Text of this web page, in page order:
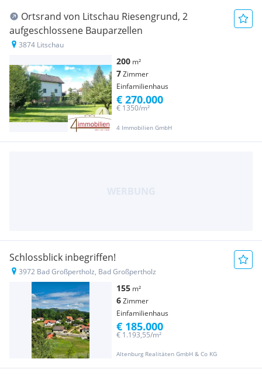
Ortsrand von Litschau Riesengrund, 2
aufgeschlossene Bauparzellen
3874 Litschau
200 m²
7Zimmer
Einfamilienhaus
4 Immobilien GmbH
€ 1350/m²
€ 270.000
Schlossblick inbegriffen!
3972 Bad Großpertholz, Bad Großpertholz
155 m²
6Zimmer
Einfamilienhaus
Altenburg Realitäten GmbH & Co KG
€ 1.193,55/m²
€ 185.000